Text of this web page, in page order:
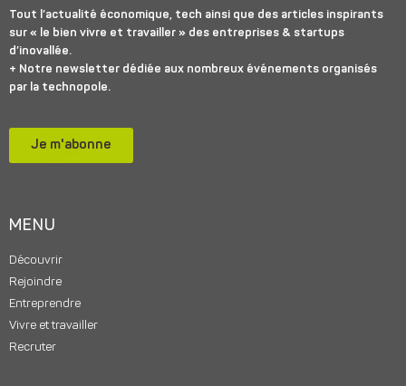
Tout l’actualité économique, tech ainsi que des articles inspirants
sur « le bien vivre et travailler » des entreprises & startups
d’inovallée.
+ Notre newsletter dédiée aux nombreux événements organisés
par la technopole.
Je m'abonne
MENU
Découvrir
Rejoindre
Entreprendre
Vivre et travailler
Recruter